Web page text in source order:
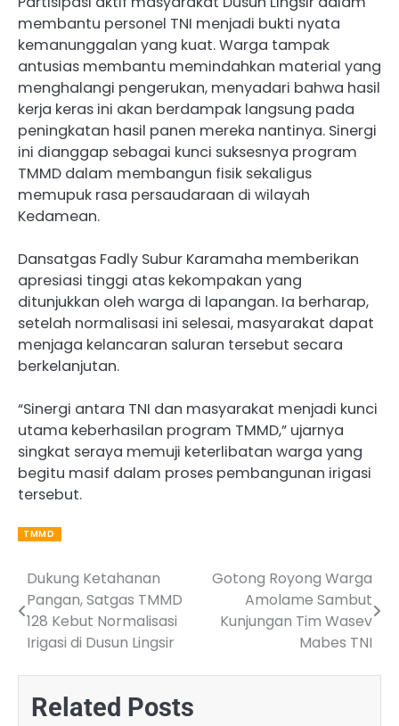
membantu personel TNI menjadi bukti nyata
kemanunggalan yang kuat. Warga tampak
antusias membantu memindahkan material yang
menghalangi pengerukan, menyadari bahwa hasil
kerja keras ini akan berdampak langsung pada
peningkatan hasil panen mereka nantinya. Sinergi
ini dianggap sebagai kunci suksesnya program
TMMD dalam membangun fisik sekaligus
memupuk rasa persaudaraan di wilayah
Kedamean.
Dansatgas Fadly Subur Karamaha memberikan
apresiasi tinggi atas kekompakan yang
ditunjukkan oleh warga di lapangan. Ia berharap,
setelah normalisasi ini selesai, masyarakat dapat
menjaga kelancaran saluran tersebut secara
berkelanjutan.
“Sinergi antara TNI dan masyarakat menjadi kunci
utama keberhasilan program TMMD,” ujarnya
singkat seraya memuji keterlibatan warga yang
begitu masif dalam proses pembangunan irigasi
tersebut.
TMMD
Post
navigation
Dukung Ketahanan
Pangan, Satgas TMMD
128 Kebut Normalisasi
Irigasi di Dusun Lingsir
Gotong Royong Warga
Amolame Sambut
Kunjungan Tim Wasev
Mabes TNI
Related Posts